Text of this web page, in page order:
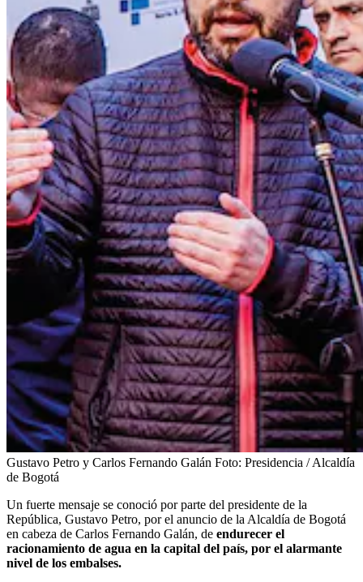
Gustavo Petro y Carlos Fernando Galán Foto: Presidencia / Alcaldía
de Bogotá
Un fuerte mensaje se conoció por parte del presidente de la
República, Gustavo Petro, por el anuncio de la Alcaldía de Bogotá
en cabeza de Carlos Fernando Galán, de endurecer el
racionamiento de agua en la capital del país, por el alarmante
nivel de los embalses.